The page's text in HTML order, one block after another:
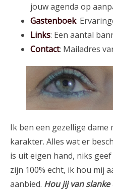
jouw agenda op
Gastenboek:
Links: Een aantal
Contact: Mailadres
Ik ben een gezellige dame
karakter. Alles wat er
is uit eigen hand, niks
zijn 100% echt, ik hou mij
aanbied. Hou jij van